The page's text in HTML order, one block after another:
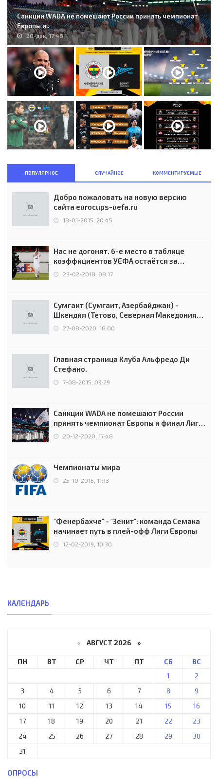
Санкции WADA не помешают России принять чемпионат
Европы и..
20-дек, 17:48
ПОПУЛЯРНОЕ СЛУЧАЙНОЕ КОММЕНТИРУЕМЫЕ
Добро пожаловать на новую версию
сайта eurocups-uefa.ru
18-01-2015, 20:45
Нас не догонят. 6-е место в таблице
коэффициентов УЕФА остаётся за
Россией
23-02-2018, 08:17
Сумгаит (Сумгаит, Азербайджан) -
Шкендия (Тетово, Северная Македония) -
0:2 (0:0)
27-08-2020, 18:00
Главная страница Клуба Альфредо Ди
Стефано.
7-08-2015, 09:29
Санкции WADA не помешают России
принять чемпионат Европы и финал Лиги
чемпионов.
20-12-2020, 17:48
Чемпионаты мира
25-10-2015, 11:13
"Фенербахче" - "Зенит": команда Семака
начинает путь в плей-офф Лиги Европы
12-02-2019, 10:30
КАЛЕНДАРЬ
« АВГУСТ 2026 »
ПН ВТ СР ЧТ ПТ СБ
ВС
1
2
3
4 5 6 7 8
9
10
11 12 13 14 15
16
17
18 19 20 21 22
23
24
25 26 27 28 29
30
31
ОПРОСЫ